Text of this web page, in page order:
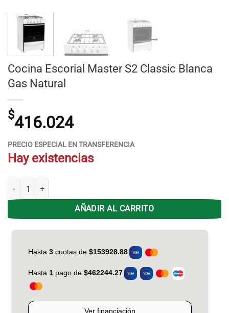
Cocina Escorial Master S2 Classic Blanca
Gas Natural
$416.024
PRECIO ESPECIAL EN TRANSFERENCIA
Hay existencias
Cocina Escorial Master S2 Classic Blanca Gas Natural cantidad
AÑADIR AL CARRITO